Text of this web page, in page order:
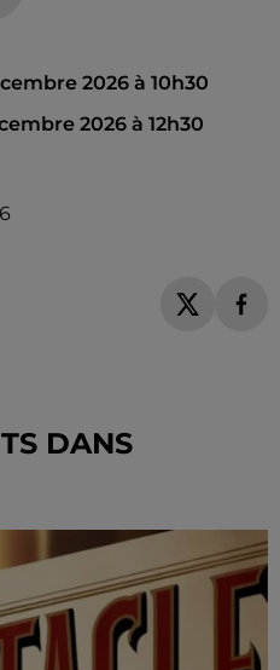
2026 à 10h30
2026 à 12h30
DANS